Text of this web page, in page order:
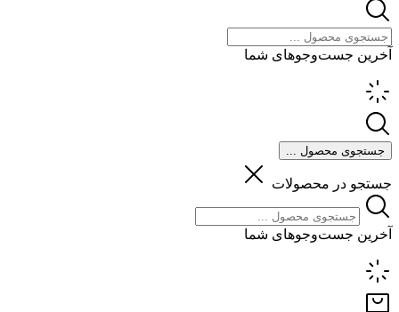
آخرین جست‌وجوهای شما
جستجوی محصول ...
جستجو در محصولات
آخرین جست‌وجوهای شما